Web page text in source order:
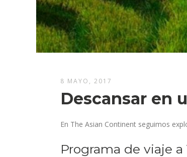
8 MAYO, 2017
Descansar en
En The Asian Continent seguimos
Programa de viaje